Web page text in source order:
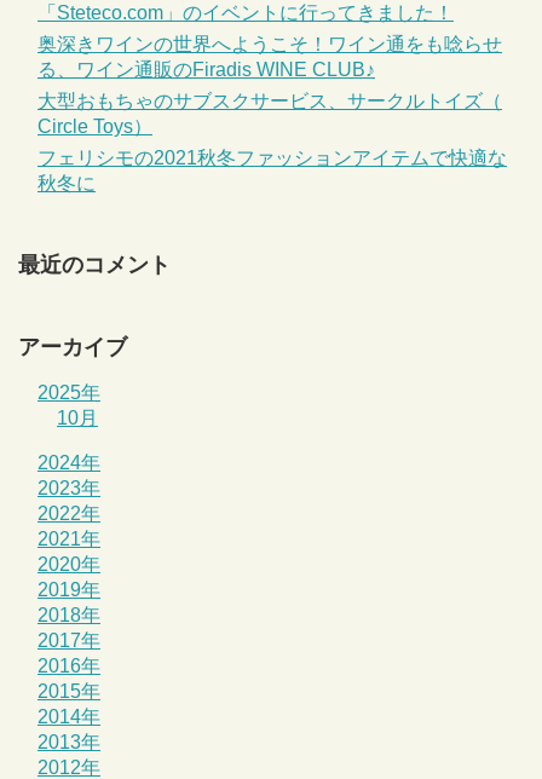
「Steteco.com」のイベントに行ってきました！
奥深きワインの世界へようこそ！ワイン通をも唸らせ
る、ワイン通販のFiradis WINE CLUB♪
大型おもちゃのサブスクサービス、サークルトイズ（
Circle Toys）
フェリシモの2021秋冬ファッションアイテムで快適な
秋冬に
最近のコメント
アーカイブ
2025年
10月
2024年
2023年
2022年
2021年
2020年
2019年
2018年
2017年
2016年
2015年
2014年
2013年
2012年